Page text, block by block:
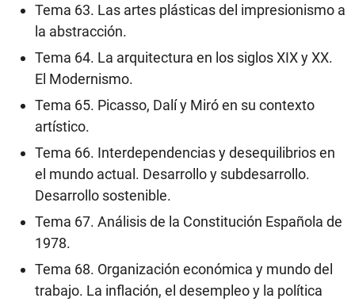
Tema 63. Las artes plásticas del impresionismo a
la abstracción.
Tema 64. La arquitectura en los siglos XIX y XX.
El Modernismo.
Tema 65. Picasso, Dalí y Miró en su contexto
artístico.
Tema 66. Interdependencias y desequilibrios en
el mundo actual. Desarrollo y subdesarrollo.
Desarrollo sostenible.
Tema 67. Análisis de la Constitución Española de
1978.
Tema 68. Organización económica y mundo del
trabajo. La inflación, el desempleo y la política